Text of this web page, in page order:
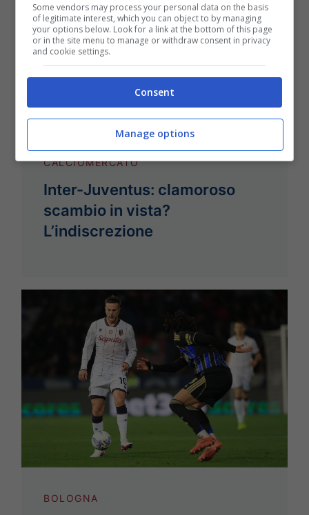
CALCIOMERCATO
Inter-Juventus: clamoroso
scambio in vista?
L’indiscrezione
BOLOGNA
Some vendors may process your personal data on the basis
of legitimate interest, which you can object to by managing
your options below. Look for a link at the bottom of this page
or in the site menu to manage or withdraw consent in privacy
and cookie settings.
Consent
Manage options